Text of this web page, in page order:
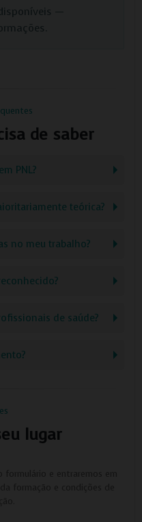
—
de saber
PNL?
teórica?
no meu trabalho?
de saúde?
lugar